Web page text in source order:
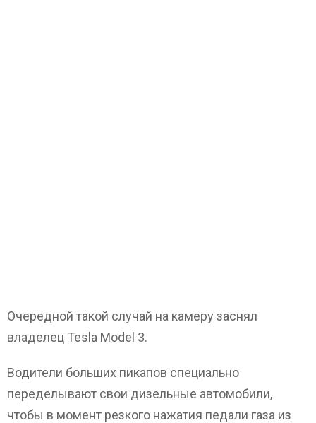
Очередной такой случай на камеру заснял
владелец Tesla Model 3.
Водители больших пикапов специально
переделывают свои дизельные автомобили,
чтобы в момент резкого нажатия педали газа из